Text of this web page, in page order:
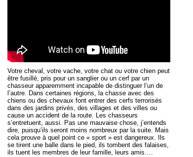
Votre cheval, votre vache, votre chat ou votre chien peut
être fusillé, pris pour un sanglier ou un cerf par un
chasseur apparemment incapable de distinguer l’un de
l’autre. Dans certaines régions, la chasse avec des
chiens ou des chevaux font entrer des cerfs terrorisés
dans des jardins privés, des villages et des villes ou
cause un accident de la route. Les chasseurs
s’entretuent, aussi. Pas une mauvaise chose, j’entends
dire, puisqu’ils seront moins nombreux par la suite. Mais
cela prouve à quel point ce « sport » est dangereux. Ils
se tirent une balle dans le pied, ils tombent des falaises,
ils tuent les membres de leur famille, leurs amis….